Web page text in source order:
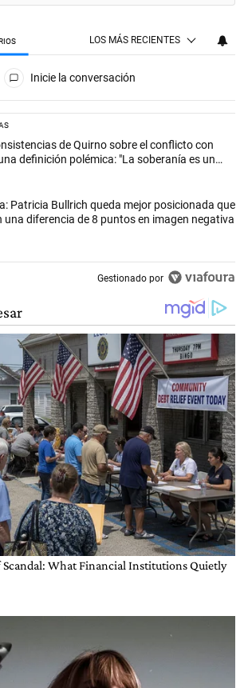
LOS MÁS RECIENTES
Inicie la conversación
los artículos con más comentarios en los
con el título "Las inconsistencias de Quirno
de Quirno sobre el conflicto con
definición polémica: "La soberanía es un
antiguo"
con el título "Encuesta: Patricia Bullrich
Patricia Bullrich queda mejor posicionada que
una diferencia de 8 puntos en imagen negativa
Gestionado por